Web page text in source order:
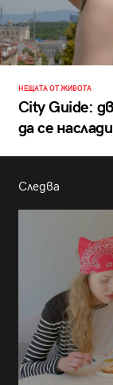
НЕЩАТА ОТ ЖИВОТА
City Guide:
да се
Следва